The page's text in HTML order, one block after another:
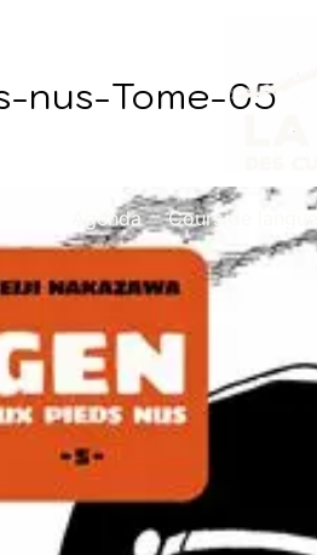
Agenda Cours de langue
nus-Tome-05